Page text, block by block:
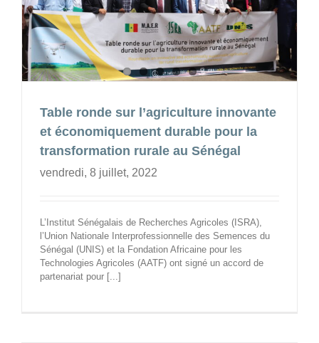
Table ronde sur l’agriculture innovante
et économiquement durable pour la
transformation rurale au Sénégal
vendredi, 8 juillet, 2022
L’Institut Sénégalais de Recherches Agricoles (ISRA),
l’Union Nationale Interprofessionnelle des Semences du
Sénégal (UNIS) et la Fondation Africaine pour les
Technologies Agricoles (AATF) ont signé un accord de
partenariat pour [...]